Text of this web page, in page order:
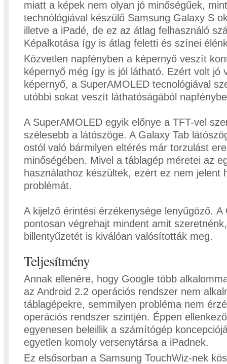
miatt a képek nem olyan jó minőségűek,
technólógiával készülő Samsung Galaxy S
illetve a iPadé, de ez az átlag felhasználó
Képalkotása így is átlag feletti és színei
Közvetlen napfényben a képernyő veszít
képernyő még így is jól látható. Ezért volt jó
képernyő, a SuperAMOLED tecnológiával
utóbbi sokat veszít láthatóságából
A SuperAMOLED egyik előnye a TFT-vel
szélesebb a látószöge. A Galaxy Tab
ostól való bármilyen eltérés már torzulást
minőségében. Mivel a táblagép méretei az
használathoz készültek, ezért ez nem jelent
problémát.
A kijelző érintési érzékenysége lenyűgöző. A
pontosan végrehajt mindent amit
billentyűzetét is kiválóan valósították meg.
Teljesítmény
Annak ellenére, hogy Google több
az Android 2.2 operációs rendszer nem
táblagépekre, semmilyen probléma nem
operációs rendszer szintjén. Éppen
egyenesen beleillik a számítógép
egyetlen komoly versenytársa a iPadnek.
Ez elsősorban a Samsung TouchWiz-nek